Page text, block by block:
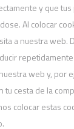
y que
Al colocar
a nuestra web.
web y, por
tu cesta de la
colocar estas